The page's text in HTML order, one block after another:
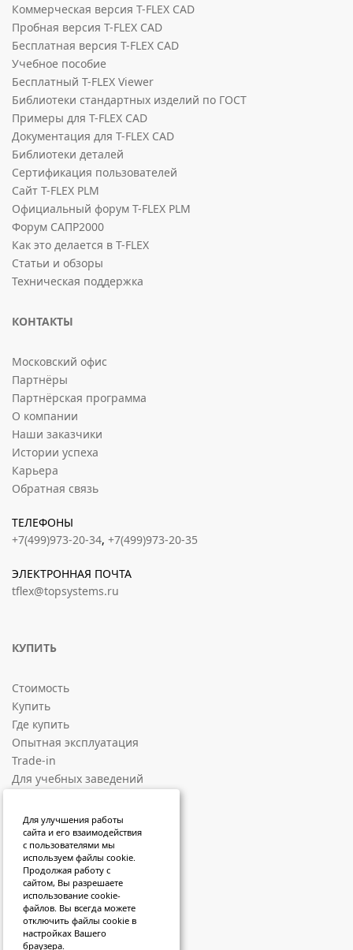
Коммерческая версия T-FLEX CAD
Пробная версия T-FLEX CAD
Бесплатная версия T-FLEX CAD
Учебное пособие
Бесплатный T-FLEX Viewer
Библиотеки стандартных изделий по ГОСТ
Примеры для T-FLEX CAD
Документация для T-FLEX CAD
Библиотеки деталей
Сертификация пользователей
Сайт T-FLEX PLM
Официальный форум T-FLEX PLM
Форум САПР2000
Как это делается в T-FLEX
Статьи и обзоры
Техническая поддержка
КОНТАКТЫ
Московский офис
Партнёры
Партнёрская программа
О компании
Наши заказчики
Истории успеха
Карьера
Обратная связь
ТЕЛЕФОНЫ
+7(499)973-20-34, +7(499)973-20-35
ЭЛЕКТРОННАЯ ПОЧТА
tflex@topsystems.ru
КУПИТЬ
Стоимость
Купить
Где купить
Опытная эксплуатация
Trade-in
Для учебных заведений
СОЦИАЛЬНЫЕ ПЛОЩАДКИ
ВКонтакте
RuTube
VK Video
Sketchfab
Яндекс Дзен
Для улучшения работы
сайта и его взаимодействия
с пользователями мы
используем файлы cookie.
Продолжая работу с
сайтом, Вы разрешаете
использование cookie-
файлов. Вы всегда можете
отключить файлы cookie в
настройках Вашего
браузера.